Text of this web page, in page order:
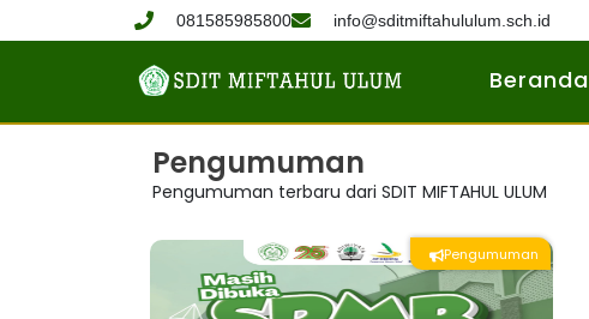
081585985800 info@sditmiftahululum.sch.id
Beranda
Pengumuman
Pengumuman terbaru dari SDIT MIFTAHUL ULUM
Pengumuman